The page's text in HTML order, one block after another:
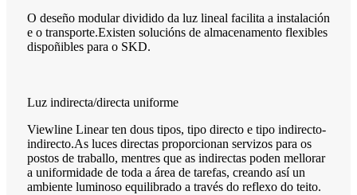
O deseño modular dividido da luz lineal facilita a instalación
e o transporte.Existen solucións de almacenamento flexibles
dispoñibles para o SKD.
Luz indirecta/directa uniforme
Viewline Linear ten dous tipos, tipo directo e tipo indirecto-
indirecto.As luces directas proporcionan servizos para os
postos de traballo, mentres que as indirectas poden mellorar
a uniformidade de toda a área de tarefas, creando así un
ambiente luminoso equilibrado a través do reflexo do teito.